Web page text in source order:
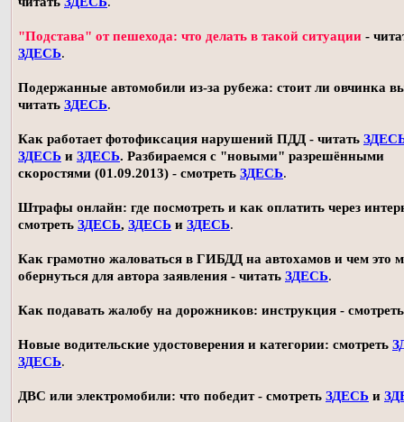
"Подстава" от пешехода: что делать в такой ситуации -
ЗДЕСЬ.
Подержанные автомобили из-за рубежа: стоит ли овчинка
читать ЗДЕСЬ.
Как работает фотофиксация нарушений ПДД - читать
ЗДЕСЬ и ЗДЕСЬ. Разбираемся с "новыми" разрешёнными
скоростями (01.09.2013) - смотреть ЗДЕСЬ.
Штрафы онлайн: где посмотреть и как оплатить через
смотреть ЗДЕСЬ, ЗДЕСЬ и ЗДЕСЬ.
Как грамотно жаловаться в ГИБДД на автохамов и чем это
обернуться для автора заявления - читать ЗДЕСЬ.
Как подавать жалобу на дорожников: инструкция -
Новые водительские удостоверения и категории: смотреть
ЗДЕСЬ.
ДВС или электромобили: что победит - смотреть ЗДЕСЬ и